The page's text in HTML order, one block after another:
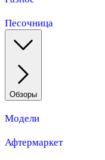
Песочница
Обзоры
Модели
Афтермаркет